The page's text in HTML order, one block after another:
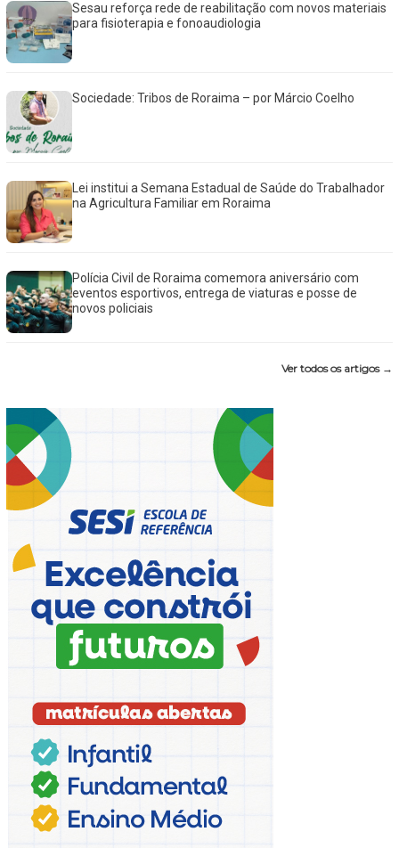
Sesau reforça rede de reabilitação com novos materiais
para fisioterapia e fonoaudiologia
Sociedade: Tribos de Roraima – por Márcio Coelho
Lei institui a Semana Estadual de Saúde do Trabalhador
na Agricultura Familiar em Roraima
Polícia Civil de Roraima comemora aniversário com
eventos esportivos, entrega de viaturas e posse de
novos policiais
Ver todos os artigos →